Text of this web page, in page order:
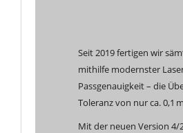
Seit 2019 fertigen wir
mithilfe modernster
Passgenauigkeit – die
Toleranz von nur ca. 0,1
Mit der neuen Version 4/